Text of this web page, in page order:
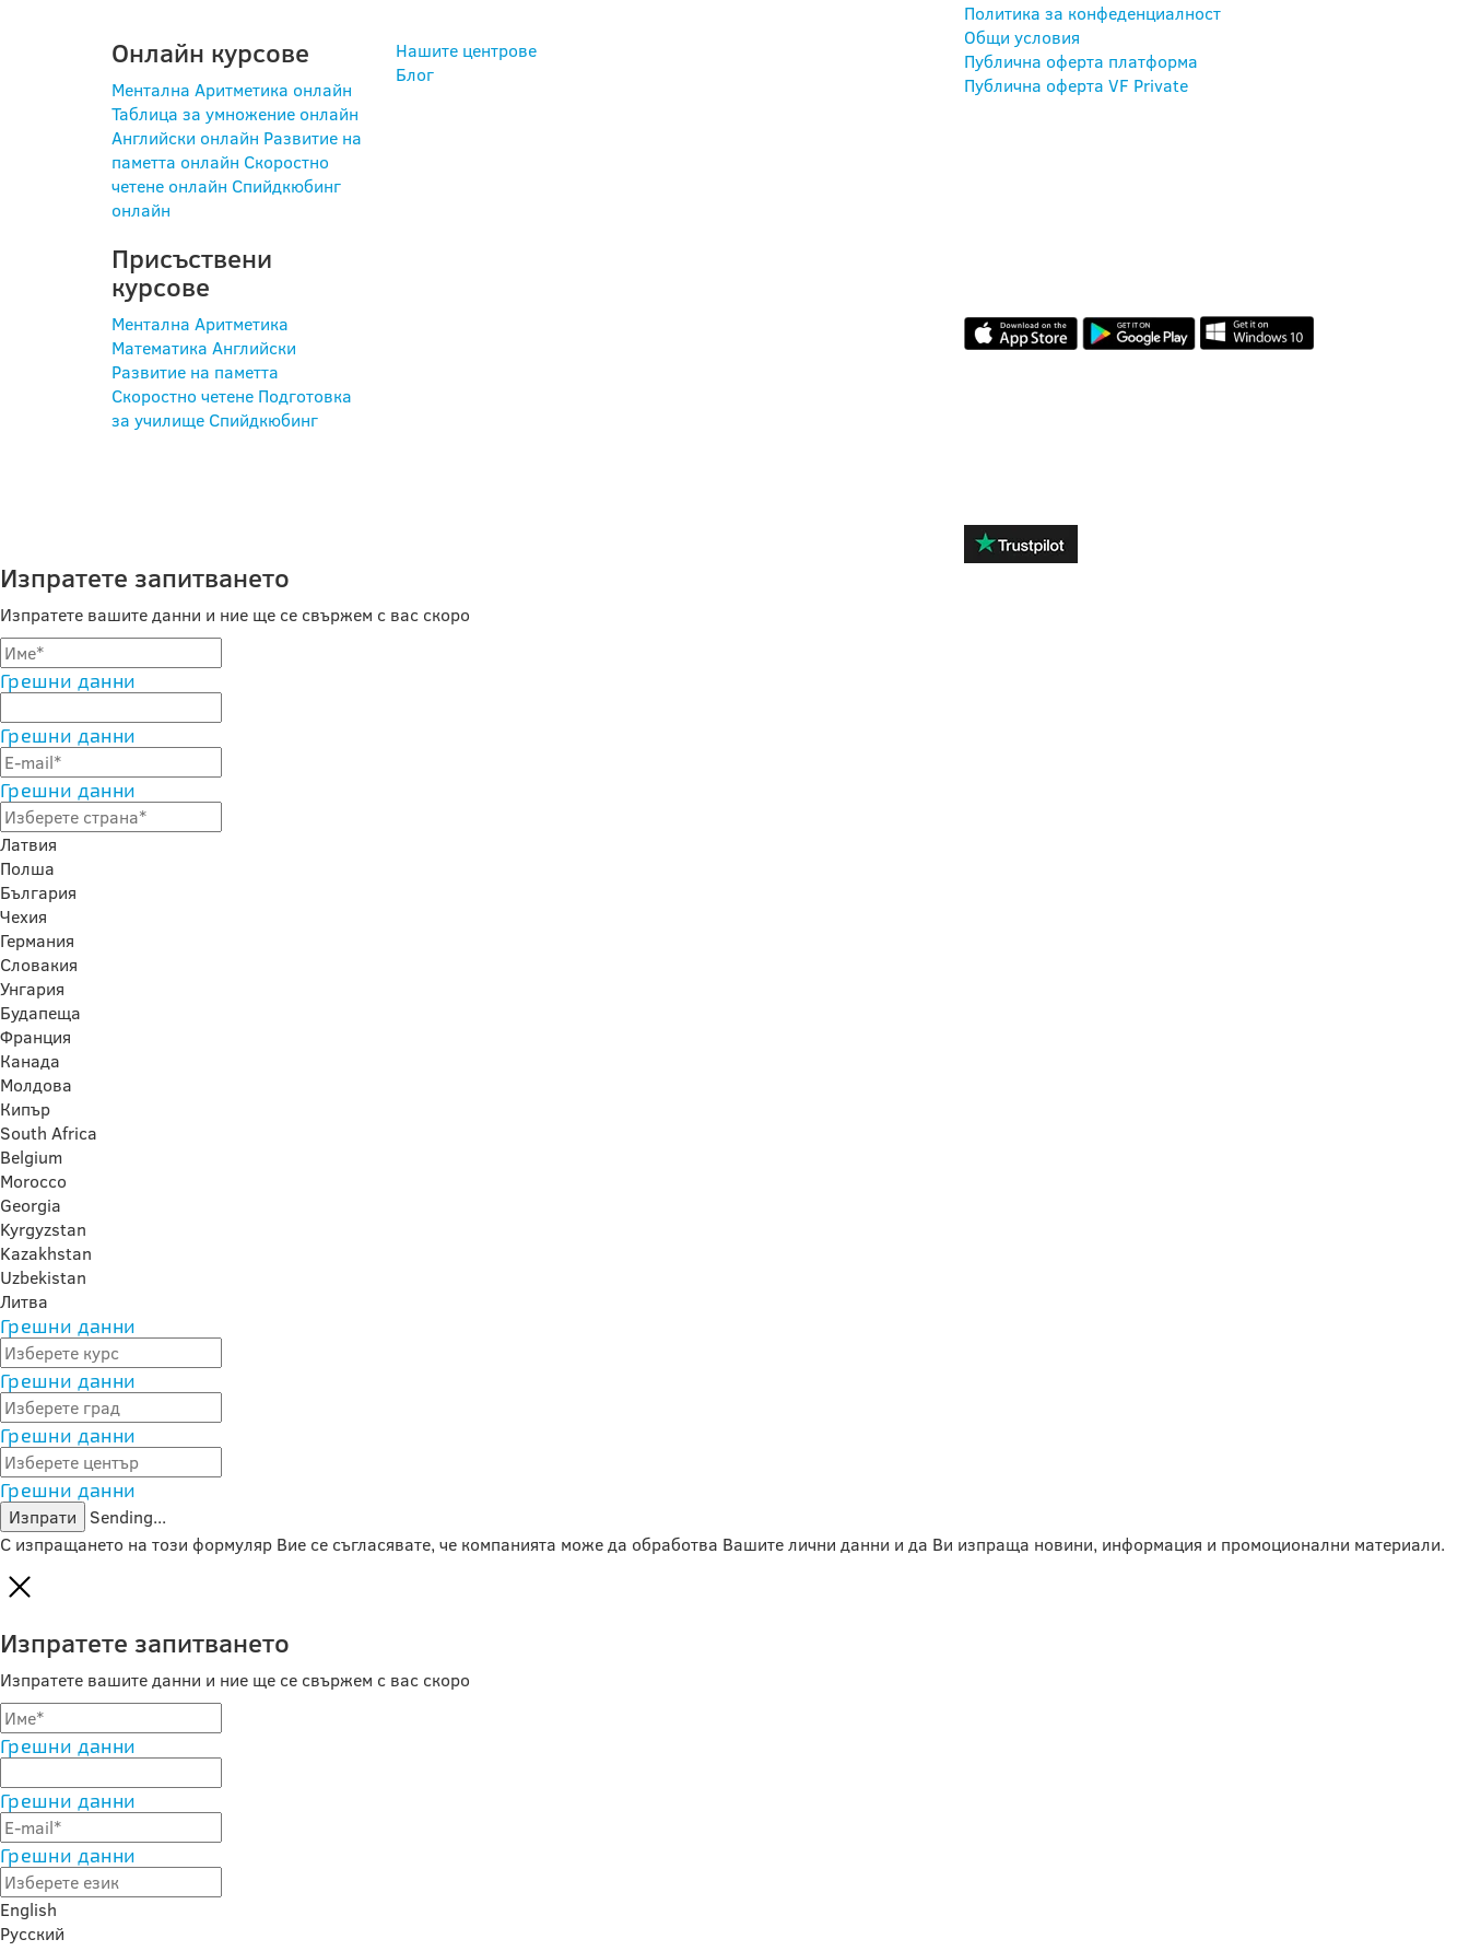
Онлайн курсове
Ментална Аритметика онлайн
Таблица за умножение онлайн
Английски онлайн Развитие на
паметта онлайн Скоростно
четене онлайн Спийдкюбинг
онлайн
Присъствени
курсове
Ментална Аритметика
Математика Английски
Развитие на паметта
Скоростно четене Подготовка
за училище Спийдкюбинг
Нашите центрове
Блог
Политика за конфеденциалност
Общи условия
Публична оферта платформа
Публична оферта VF Private
Изпратете запитването
Изпратете вашите данни и ние ще се свържем с вас скоро
Грешни данни
Грешни данни
Грешни данни
Латвия
Полша
България
Чехия
Германия
Словакия
Унгария
Будапеща
Франция
Канада
Молдова
Кипър
South Africa
Belgium
Morocco
Georgia
Kyrgyzstan
Kazakhstan
Uzbekistan
Литва
Грешни данни
Грешни данни
Грешни данни
Грешни данни
Изпрати
Sending...
С изпращането на този формуляр Вие се съгласявате, че компанията може да обработва Вашите лични данни и да Ви изпраща новини, информация и промоционални материали.
Изпратете запитването
Изпратете вашите данни и ние ще се свържем с вас скоро
Грешни данни
Грешни данни
Грешни данни
English
Русский